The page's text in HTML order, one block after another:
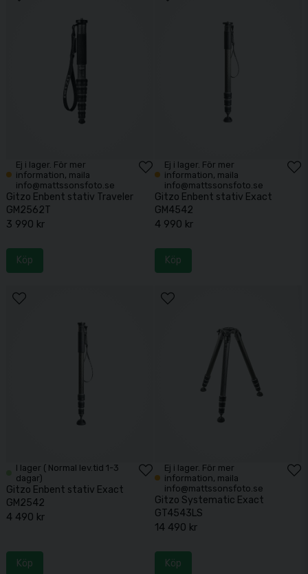
Ej i lager. För mer
information, maila
info@mattssonsfoto.se
Gitzo Enbent stativ Traveler
GM2562T
3 990 kr
Köp
Ej i lager. För mer
information, maila
info@mattssonsfoto.se
Gitzo Enbent stativ Exact
GM4542
4 990 kr
Köp
I lager ( Normal lev.tid 1-3
dagar)
Gitzo Enbent stativ Exact
GM2542
4 490 kr
Köp
Ej i lager. För mer
information, maila
info@mattssonsfoto.se
Gitzo Systematic Exact
GT4543LS
14 490 kr
Köp